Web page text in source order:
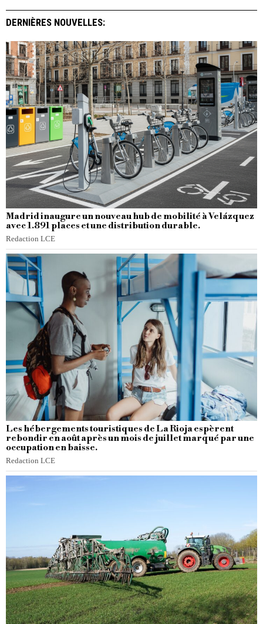
DERNIÈRES NOUVELLES:
Madrid inaugure un nouveau hub de mobilité à Velázquez
avec 1.891 places et une distribution durable.
Redaction LCE
Les hébergements touristiques de La Rioja espèrent
rebondir en août après un mois de juillet marqué par une
occupation en baisse.
Redaction LCE